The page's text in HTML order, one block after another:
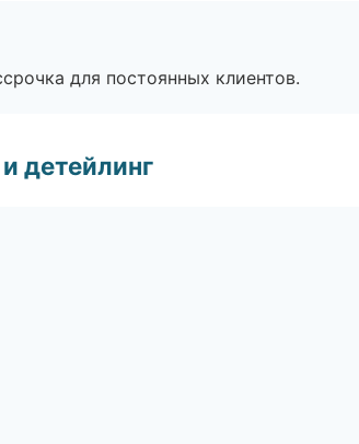
для постоянных клиентов.
детейлинг